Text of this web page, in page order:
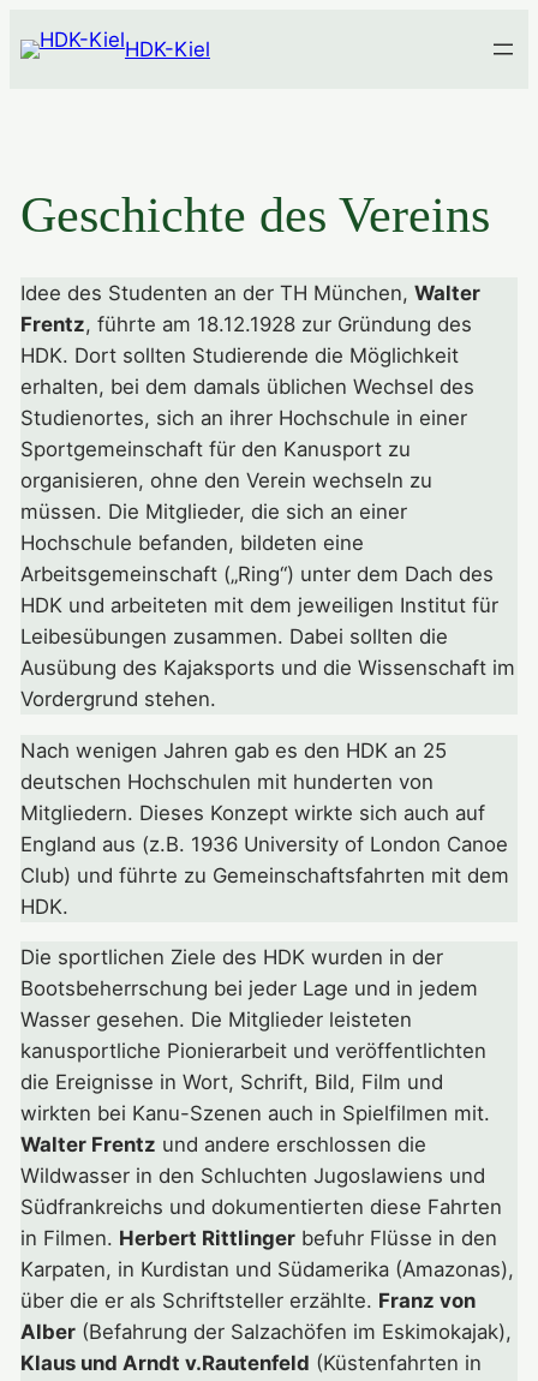
Inhalt
HDK-Kiel
Geschichte des Vereins
Idee des Studenten an der TH München, Walter
Frentz, führte am 18.12.1928 zur Gründung des
HDK. Dort sollten Studierende die Möglichkeit
erhalten, bei dem damals üblichen Wechsel des
Studienortes, sich an ihrer Hochschule in einer
Sportgemeinschaft für den Kanusport zu
organisieren, ohne den Verein wechseln zu
müssen. Die Mitglieder, die sich an einer
Hochschule befanden, bildeten eine
Arbeitsgemeinschaft („Ring“) unter dem Dach des
HDK und arbeiteten mit dem jeweiligen Institut für
Leibesübungen zusammen. Dabei sollten die
Ausübung des Kajaksports und die Wissenschaft im
Vordergrund stehen.
Nach wenigen Jahren gab es den HDK an 25
deutschen Hochschulen mit hunderten von
Mitgliedern. Dieses Konzept wirkte sich auch auf
England aus (z.B. 1936 University of London Canoe
Club) und führte zu Gemeinschaftsfahrten mit dem
HDK.
Die sportlichen Ziele des HDK wurden in der
Bootsbeherrschung bei jeder Lage und in jedem
Wasser gesehen. Die Mitglieder leisteten
kanusportliche Pionierarbeit und veröffentlichten
die Ereignisse in Wort, Schrift, Bild, Film und
wirkten bei Kanu-Szenen auch in Spielfilmen mit.
Walter Frentz und andere erschlossen die
Wildwasser in den Schluchten Jugoslawiens und
Südfrankreichs und dokumentierten diese Fahrten
in Filmen. Herbert Rittlingerbefuhr Flüsse in den
Karpaten, in Kurdistan und Südamerika (Amazonas),
über die er als Schriftsteller erzählte. Franz von
Alber(Befahrung der Salzachöfen im Eskimokajak),
Klaus und Arndt v.Rautenfeld (Küstenfahrten in